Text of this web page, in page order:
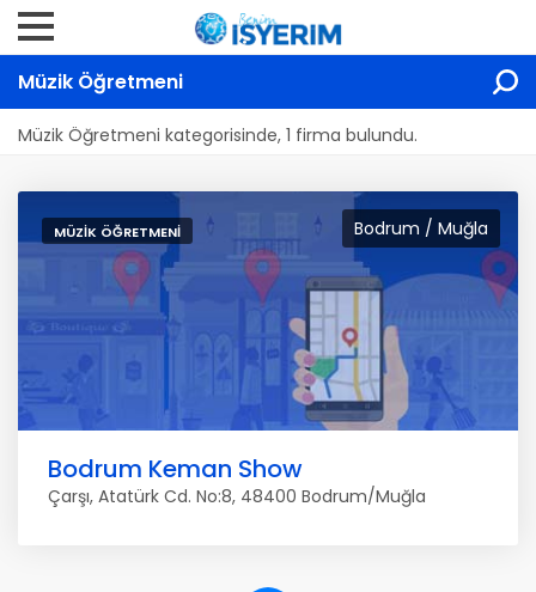
Müzik Öğretmeni
Müzik Öğretmeni kategorisinde, 1 firma bulundu.
Bodrum / Muğla
MÜZIK ÖĞRETMENI
Bodrum Keman Show
Çarşı, Atatürk Cd. No:8, 48400 Bodrum/Muğla